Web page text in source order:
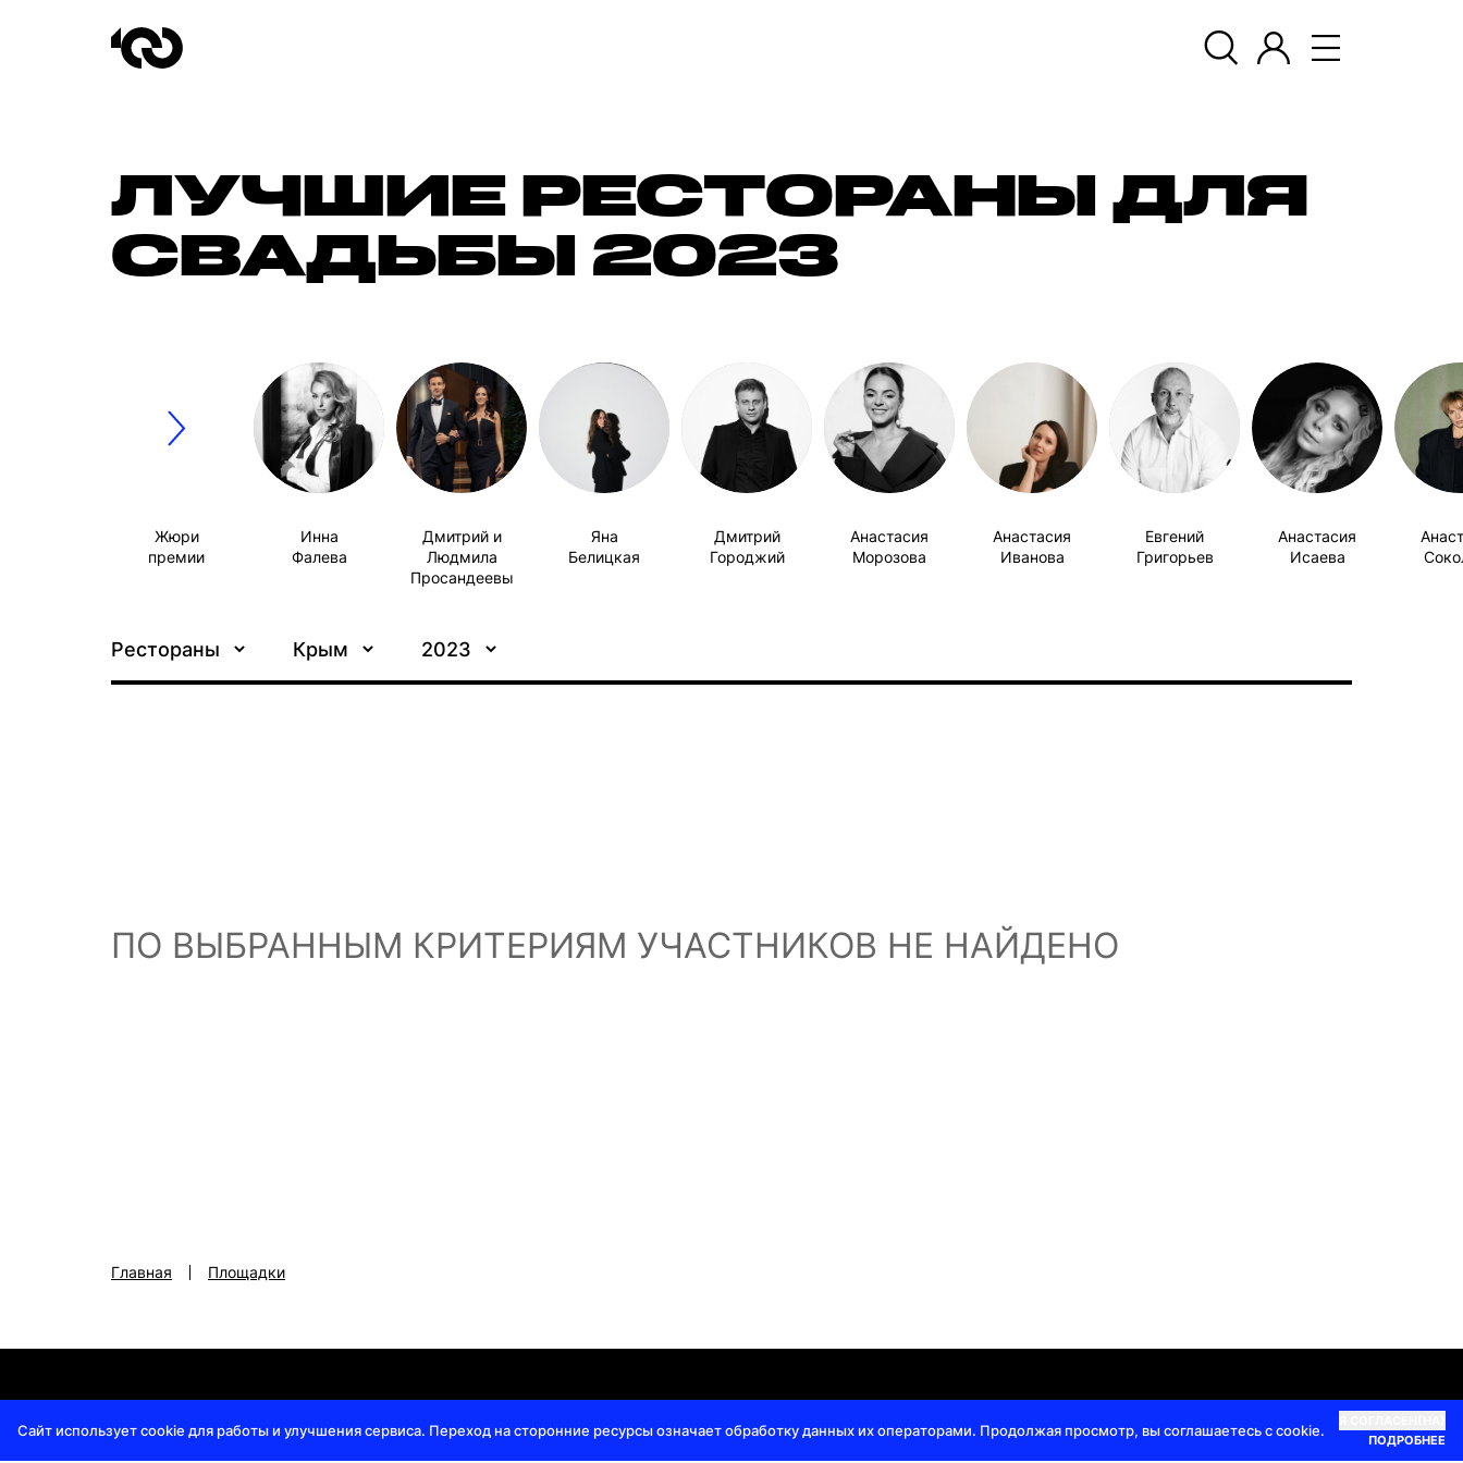
ЛУЧШИЕ РЕСТОРАНЫ ДЛЯ
СВАДЬБЫ 2023
Жюри
премии
Инна
Фалева
Дмитрий и
Людмила
Просандеевы
Яна
Белицкая
Дмитрий
Городжий
Анастасия
Морозова
Анастасия
Иванова
Евгений
Григорьев
Анастасия
Исаева
Рестораны Крым 2023
ПО ВЫБРАННЫМ КРИТЕРИЯМ УЧАСТНИКОВ НЕ НАЙДЕНО
Главная Площадки
info@top100awards.ru
Сайт использует cookie для работы и улучшения сервиса. Переход на сторонние ресурсы означает обработку данных их операторами. Продолжая просмотр, вы соглашаетесь с cookie.
ПОДРОБНЕЕ